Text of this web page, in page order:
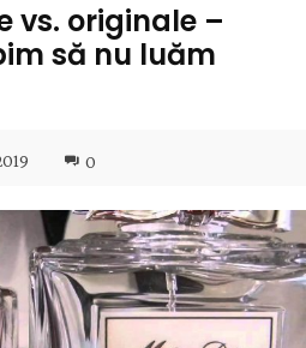
vs. originale –
să nu luăm
0